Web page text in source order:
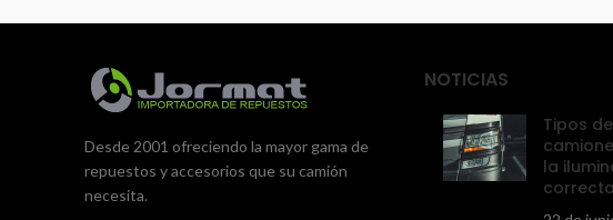
Desde 2001 ofreciendo la mayor gama de
repuestos y accesorios que su camión
necesita.
NOTICIAS
Tipos
la
correcta